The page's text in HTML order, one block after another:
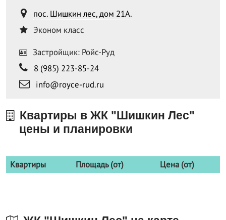
пос. Шишкин лес, дом 21А.
Эконом класс
Застройщик: Ройс-Руд
8 (985) 223-85-24
info@royce-rud.ru
Квартиры в ЖК "Шишкин Лес"
цены и планировки
Квартиры Площадь (от) Цена (от)